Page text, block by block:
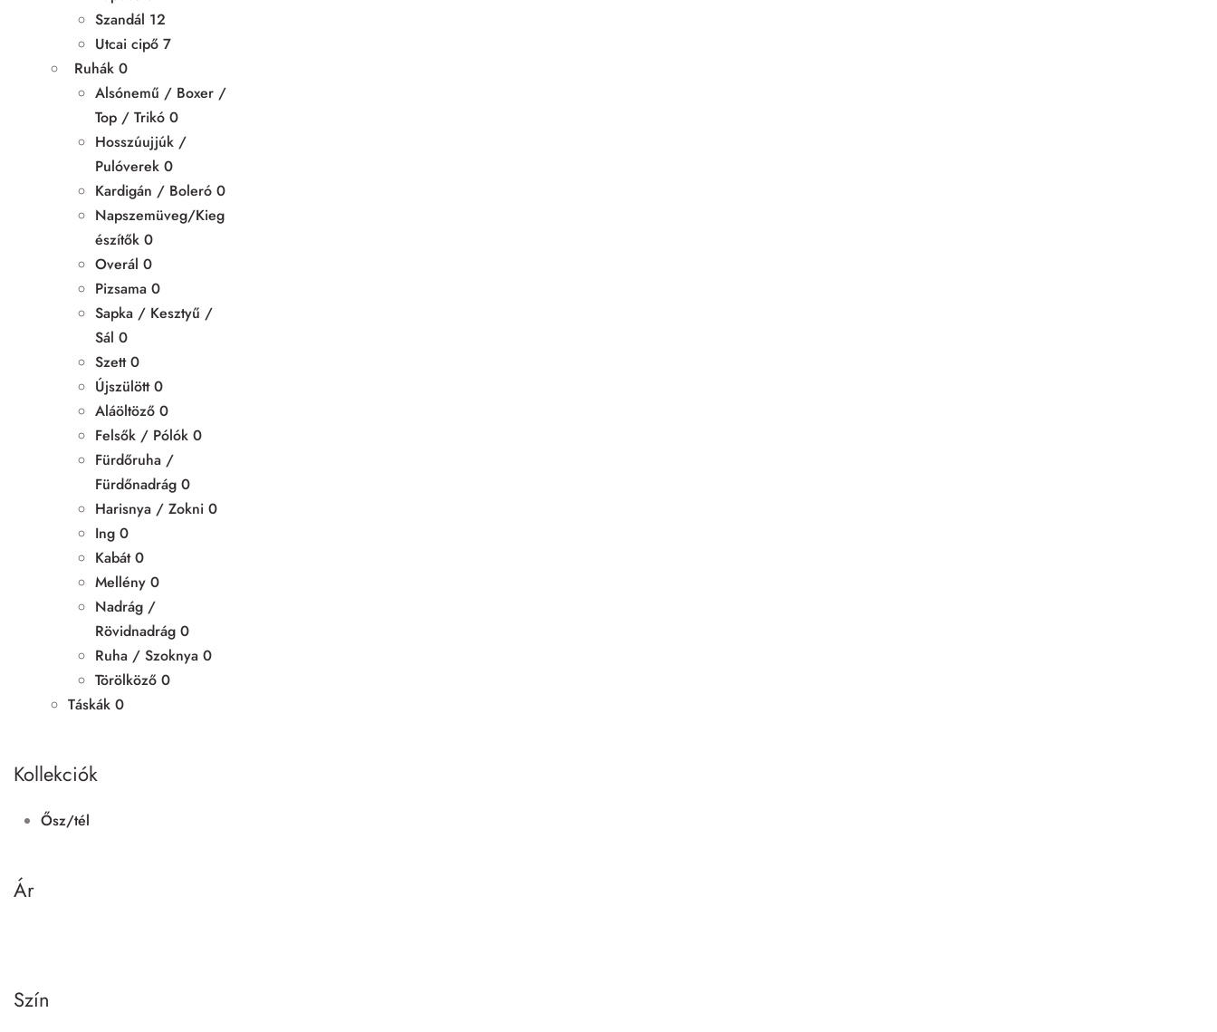
Szandál 12
Utcai cipő 7
Ruhák 0
Alsónemű / Boxer /
Top / Trikó 0
Hosszúujjúk /
Pulóverek 0
Kardigán / Boleró 0
Napszemüveg/Kieg
észítők 0
Overál 0
Pizsama 0
Sapka / Kesztyű /
Sál 0
Szett 0
Újszülött 0
Aláöltöző 0
Felsők / Pólók 0
Fürdőruha /
Fürdőnadrág 0
Harisnya / Zokni 0
Ing 0
Kabát 0
Mellény 0
Nadrág /
Rövidnadrág 0
Ruha / Szoknya 0
Törölköző 0
Táskák 0
Kollekciók
Ősz/tél
Ár
Szín